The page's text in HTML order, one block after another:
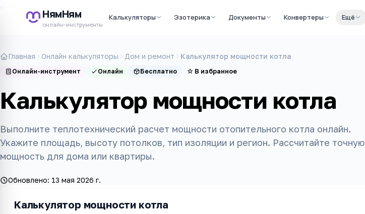
НямНям
онлайн-инструменты
Калькуляторы Эзотерика Документы Конвертеры Ещё
Главная Онлайн калькуляторы Дом и ремонт Калькулятор мощности котла
Онлайн-инструмент Онлайн Бесплатно ☆ В избранное
Калькулятор мощности котла
Выполните теплотехнический расчет мощности отопительного котла онлайн.
Укажите площадь, высоту потолков, тип изоляции и регион. Рассчитайте точную
мощность для дома или квартиры.
Обновлено: 13 мая 2026 г.
Калькулятор мощности котла